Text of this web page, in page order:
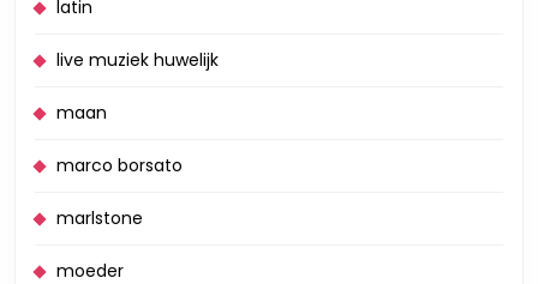
latin
live muziek huwelijk
maan
marco borsato
marlstone
moeder